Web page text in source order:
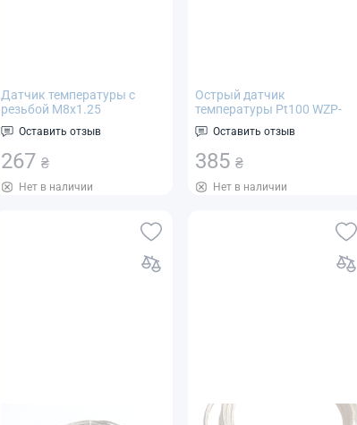
Датчик температуры с
резьбой М8х1.25
термосопротивление Pt100
XKWZP-291
Оставить отзыв
267₴
Нет в наличии
Острый датчик
температуры Pt100 WZP-
035 3*150мм для пищевых
продуктов -50..+200°C
Оставить отзыв
385₴
Нет в наличии